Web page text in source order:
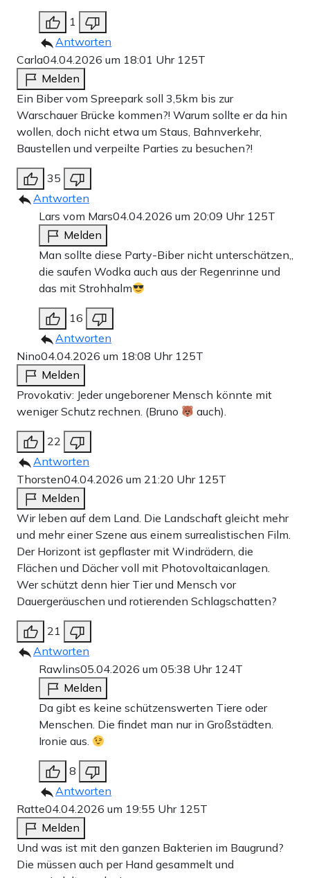
1
Antworten
Carla04.04.2026 um 18:01 Uhr 125T
Melden
Ein Biber vom Spreepark soll 3,5km bis zur
Warschauer Brücke kommen?! Warum sollte er da hin
wollen, doch nicht etwa um Staus, Bahnverkehr,
Baustellen und verpeilte Parties zu besuchen?!
35
Antworten
Lars vom Mars04.04.2026 um 20:09 Uhr 125T
Melden
Man sollte diese Party-Biber nicht unterschätzen,,
die saufen Wodka auch aus der Regenrinne und
das mit Strohhalm
16
Antworten
Nino04.04.2026 um 18:08 Uhr 125T
Melden
Provokativ: Jeder ungeborener Mensch könnte mit
weniger Schutz rechnen. (Bruno
auch).
22
Antworten
Thorsten04.04.2026 um 21:20 Uhr 125T
Melden
Wir leben auf dem Land. Die Landschaft gleicht mehr
und mehr einer Szene aus einem surrealistischen Film.
Der Horizont ist gepflaster mit Windrädern, die
Flächen und Dächer voll mit Photovoltaicanlagen.
Wer schützt denn hier Tier und Mensch vor
Dauergeräuschen und rotierenden Schlagschatten?
21
Antworten
Rawlins05.04.2026 um 05:38 Uhr 124T
Melden
Da gibt es keine schützenswerten Tiere oder
Menschen. Die findet man nur in Großstädten.
Ironie aus.
8
Antworten
Ratte04.04.2026 um 19:55 Uhr 125T
Melden
Und was ist mit den ganzen Bakterien im Baugrund?
Die müssen auch per Hand gesammelt und